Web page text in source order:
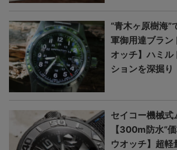
“青木ヶ原樹海”
軍御用達ブラン
オッチ】ハミル
ションを深掘り
セイコー機械式
【300m防水“
ウオッチ】超